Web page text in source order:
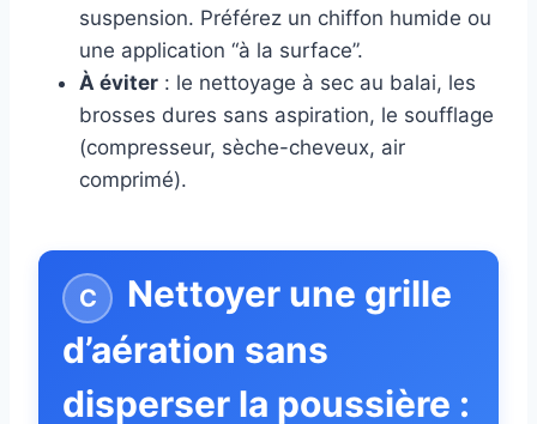
suspension. Préférez un chiffon humide ou
une application “à la surface”.
À éviter : le nettoyage à sec au balai, les
brosses dures sans aspiration, le soufflage
(compresseur, sèche-cheveux, air
comprimé).
Nettoyer une grille
d’aération sans
disperser la poussière :